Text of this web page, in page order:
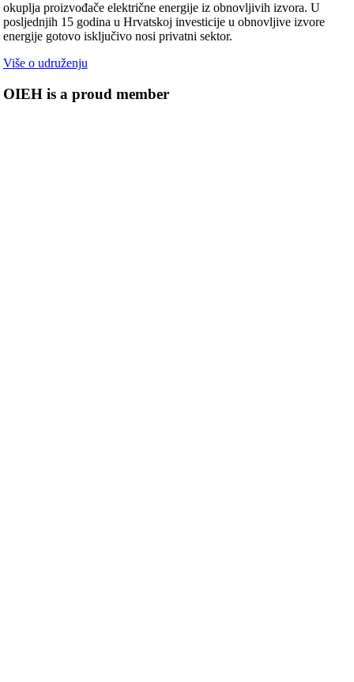
okuplja proizvođače električne energije iz obnovljivih izvora. U
posljednjih 15 godina u Hrvatskoj investicije u obnovljive izvore
energije gotovo isključivo nosi privatni sektor.
Više o udruženju
OIEH is a proud member